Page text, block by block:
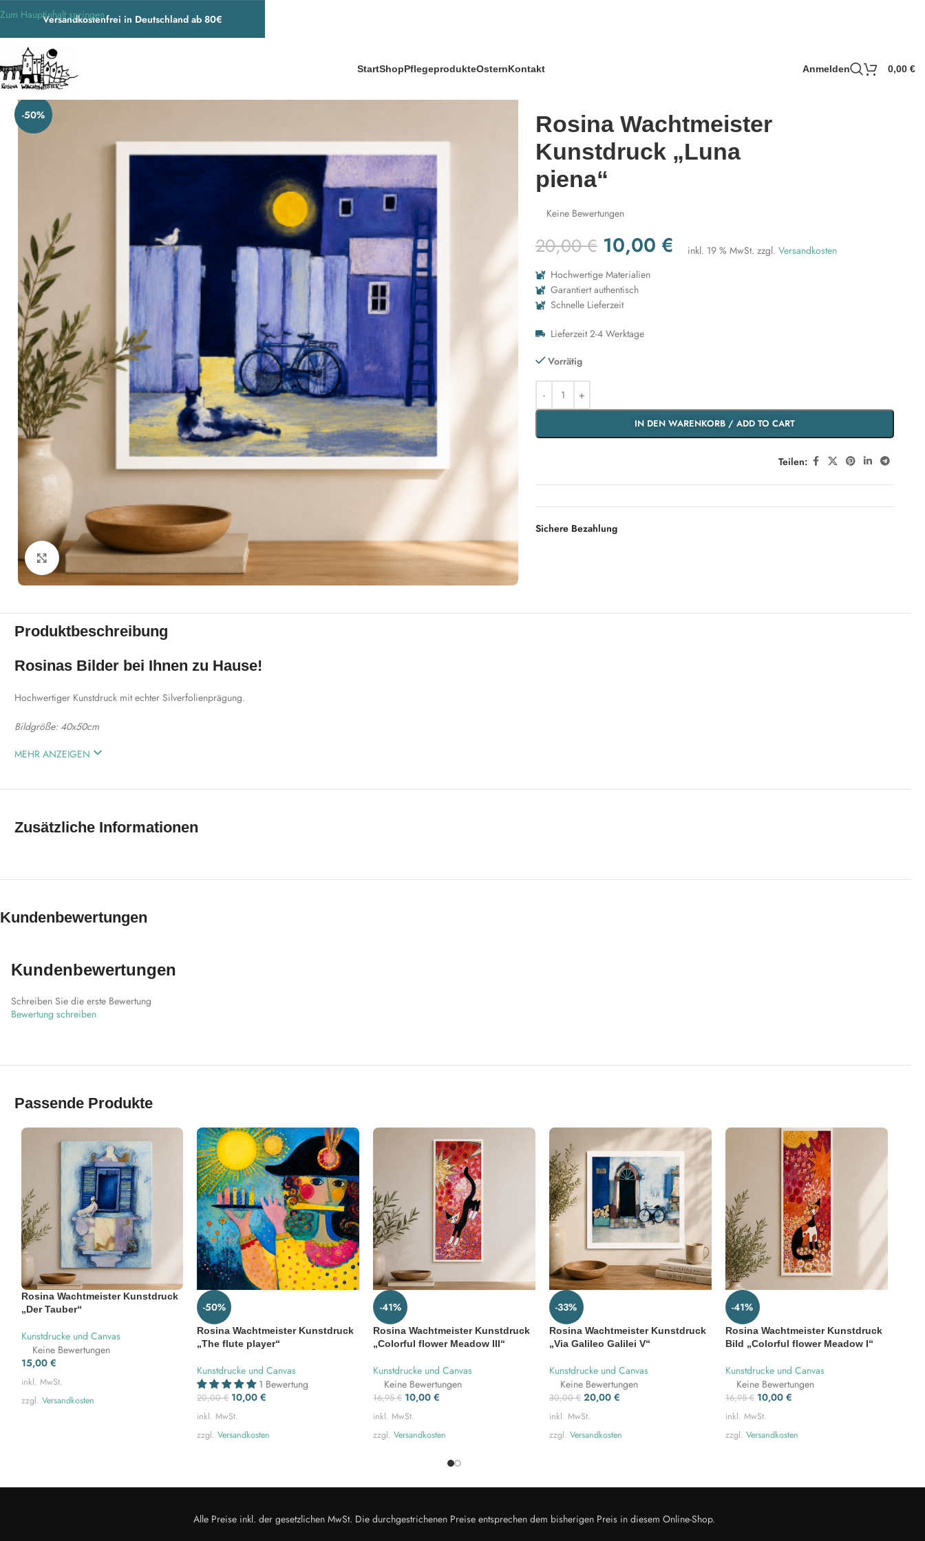
Versandkostenfrei in Deutschland ab 80€
Zum Hauptinhalt springen
StartShopPflegeprodukteOsternKontakt Anmelden 0,00 €
/Wohnen & Accessoires
-50%
Zum Vergrößern klicken
Rosina Wachtmeister
Kunstdruck „Luna
piena“
Keine Bewertungen
20,00€ 10,00 € inkl. 19 % MwSt. zzgl. Versandkosten
Hochwertige Materialien
Garantiert authentisch
Schnelle Lieferzeit
Lieferzeit 2-4 Werktage
Vorrätig
IN DEN WARENKORB / ADD TO CART
Teilen:
Sichere Bezahlung
Produktbeschreibung
Rosinas Bilder bei Ihnen zu Hause!
Hochwertiger Kunstdruck mit echter Silverfolienprägung.
Bildgröße: 40x50cm
MEHR ANZEIGEN
Zusätzliche Informationen
Kundenbewertungen
Kundenbewertungen
Schreiben Sie die erste Bewertung
Bewertung schreiben
Passende Produkte
Rosina Wachtmeister Kunstdruck
„Der Tauber“
Kunstdrucke und Canvas
Keine Bewertungen
15,00 €
inkl. MwSt.
zzgl. Versandkosten
-50%
Rosina Wachtmeister Kunstdruck
„The flute player“
Kunstdrucke und Canvas
1 Bewertung
20,00€ 10,00€
inkl. MwSt.
zzgl.Versandkosten
-41%
Rosina Wachtmeister Kunstdruck
„Colorful flower Meadow III“
Kunstdrucke und Canvas
Keine Bewertungen
16,95€ 10,00€
inkl. MwSt.
zzgl.Versandkosten
-33%
Rosina Wachtmeister Kunstdruck
„Via Galileo Galilei V“
Kunstdrucke und Canvas
Keine Bewertungen
30,00€ 20,00 €
inkl. MwSt.
zzgl. Versandkosten
-41%
Rosina Wachtmeister Kunstdruck
Bild „Colorful flower Meadow I“
Kunstdrucke und Canvas
Keine Bewertungen
16,95€ 10,00 €
inkl. MwSt.
zzgl. Versandkosten
Alle Preise inkl. der gesetzlichen MwSt. Die durchgestrichenen Preise entsprechen dem bisherigen Preis in diesem Online-Shop.